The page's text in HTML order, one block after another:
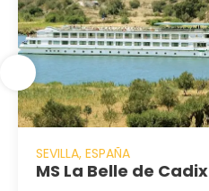
SEVILLA, ESPAÑA
MS La Belle de Cadix